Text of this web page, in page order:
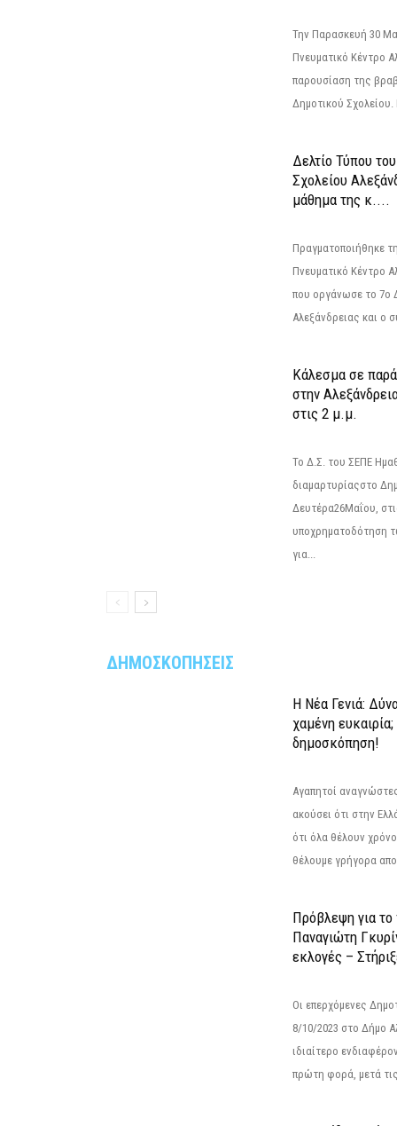
Την Παρασκευή 30
Πνευματικό Κέντρο
παρουσίαση της
Δημοτικού Σχολείου.
Δελτίο Τύπου
Σχολείου
μάθημα της κ....
Πραγματοποιήθηκε
Πνευματικό Κέντρο
που οργάνωσε το 7ο
Αλεξάνδρειας και ο
Κάλεσμα σε
στην
στις 2 μ.μ.
Το Δ.Σ. του ΣΕΠΕ
διαμαρτυρίαςστο
Δευτέρα26Μαΐου,
υποχρηματοδότηση
για...
ΔΗΜΟΣΚΟΠΗΣΕΙΣ
Η Νέα Γενιά:
χαμένη
δημοσκόπηση!
Αγαπητοί
ακούσει ότι στην
ότι όλα θέλουν
θέλουμε γρήγορα
Πρόβλεψη για
Παναγιώτη
εκλογές –
Οι επερχόμενες
8/10/2023 στο Δήμο
ιδιαίτερο
πρώτη φορά, μετά τις